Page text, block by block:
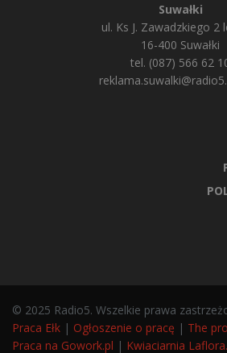
Suwałki
ul. Ks J. Zawadzkiego 2
16-400 Suwałki
tel. (087) 566 62
© 2025 Radio5. Wszelkie prawa
Praca Ełk | Ogłoszenie o pracę | The
Praca na Gowork.pl | Kwiaciarnia